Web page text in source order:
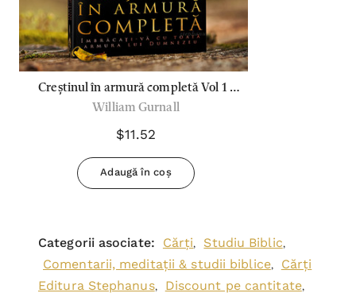
Creștinul în armură completă Vol 1 -
William Gurnall
William Gurnall
$11.52
Adaugă în coș
Categorii asociate: Cărți, Studiu Biblic,
Comentarii, meditații & studii biblice,
Cărți
Editura Stephanus, Discount pe cantitate,